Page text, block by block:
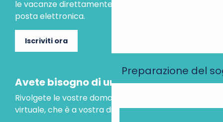
Preparazione del
le vacanze direttamente nella tua casella di
posta elettronica.
Iscriviti ora
Avete bisogno di un consiglio?
Rivolgete le vostre domande al nostro assistente
virtuale, che è a vostra disposizione per aiutarvi.